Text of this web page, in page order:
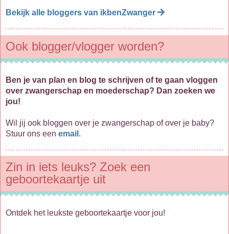
Bekijk alle bloggers van ikbenZwanger
Ook blogger/vlogger worden?
Ben je van plan en blog te schrijven of te gaan vloggen
over zwangerschap en moederschap? Dan zoeken we
jou!
Wil jij ook bloggen over je zwangerschap of over je baby?
Stuur ons een email .
Zin in iets leuks? Zoek een
geboortekaartje uit
Ontdek het leukste geboortekaartje voor jou!